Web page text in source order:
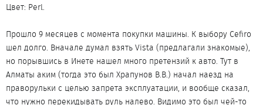
Цвет: Perl.
Прошло 9 месяцев с момента покупки машины. К выбору Cefiro
шел долго. Вначале думал взять Vista (предлагали знакомые),
но порывшись в Инете нашел много претензий к авто. Тут в
Алматы аким (тогда это был Храпунов В.В.) начал наезд на
праворульки с целью запрета эксплуатации, и вообще сказал,
что нужно перекидывать руль налево. Видимо это был чей-то